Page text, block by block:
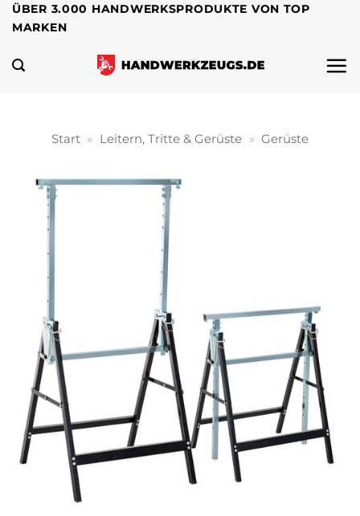
Zum
Inhalt
springen
ÜBER 3.000 HANDWERKSPRODUKTE VON TOP
MARKEN
Start » Leitern, Tritte & Gerüste » Gerüste